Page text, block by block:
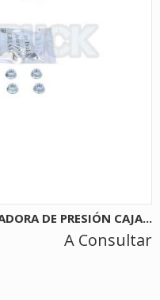
DE PRESIÓN CAJA...
A Consultar